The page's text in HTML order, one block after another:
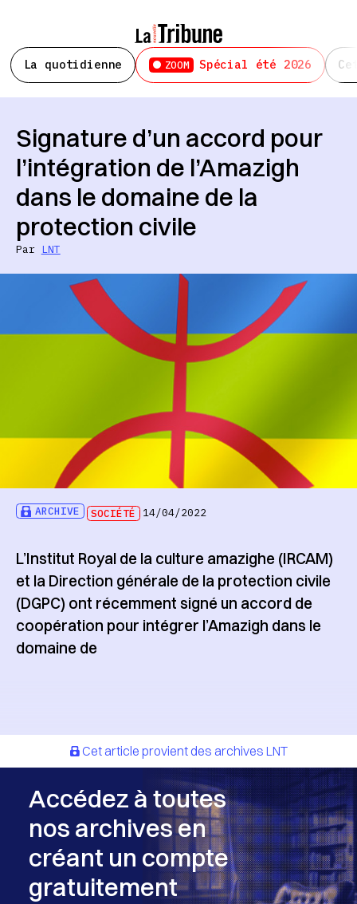
La quotidienne ZOOM Spécial été 2026
ARCHIVE SOCIÉTÉ 14/04/2022
Signature d’un accord pour
l’intégration de l’Amazigh
dans le domaine de la
protection civile
Par LNT
L’Institut Royal de la culture amazighe (IRCAM)
et la Direction générale de la protection civile
(DGPC) ont récemment signé un accord de
coopération pour intégrer l’Amazigh dans le
domaine de
Cet article provient des archives LNT
Accédez à toutes
nos archives en
créant un compte
gratuitement